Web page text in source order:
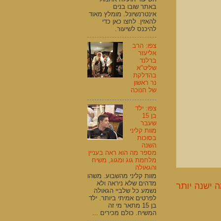
ישנה יותר
באתר שובו בנים
אינטרנשיונל. מומלץ מאוד
להאזין. לחצו כאן כדי
להיכנס לשיעור.
צפו: הרב
אליעזר
ברלנד
שליט"א
בהדלקת
נר ראשון
של חנוכה
צפו: ילד
בן 15
שעבר
מוות קליני
בסוכות
השנה
מספר מה הוא ראה בעניין
מלחמת גוג ומגוג, משיח
והגאולה
מוות קליני מהשבוע. משהו
מדהים שלא ניראה ולא
נשמע כל שלביי הגאולה
לפרטים אמיתי ביותר. ילד
בן 15 מתאר מי זה
המשיח. כולם מכירים ...